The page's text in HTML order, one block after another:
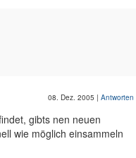
08. Dez. 2005 | Antworten
gibts nen neuen
wie möglich einsammeln